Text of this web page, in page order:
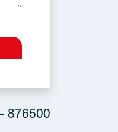
876500